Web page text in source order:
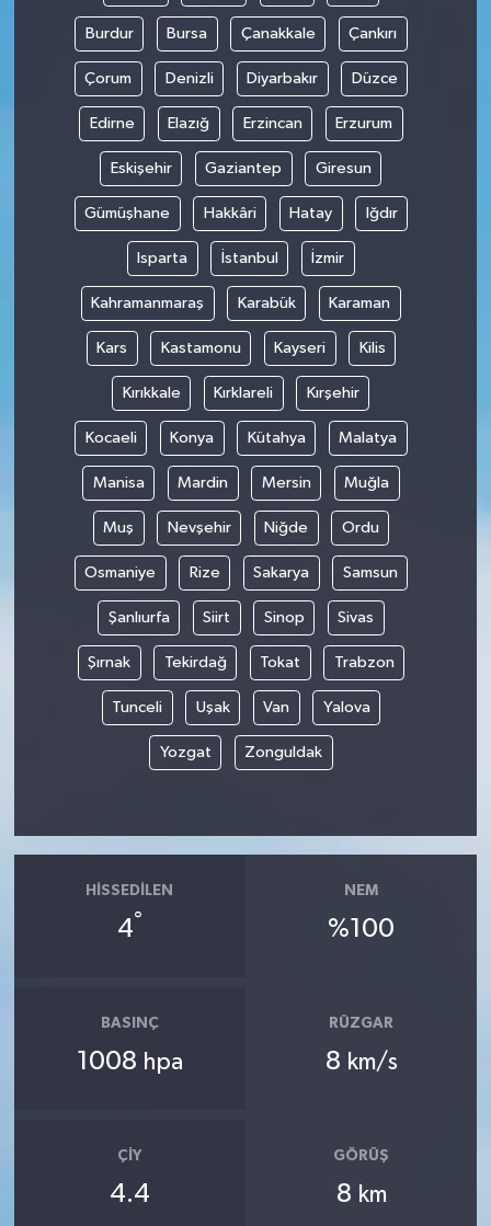
Burdur Bursa Çanakkale Çankırı
Çorum Denizli Diyarbakır Düzce
Edirne Elazığ Erzincan Erzurum
Eskişehir Gaziantep Giresun
Gümüşhane Hakkâri Hatay Iğdır
Isparta İstanbul İzmir
Kahramanmaraş Karabük Karaman
Kars Kastamonu Kayseri Kilis
Kırıkkale Kırklareli Kırşehir
Kocaeli Konya Kütahya Malatya
Manisa Mardin Mersin Muğla
Muş Nevşehir Niğde Ordu
Osmaniye Rize Sakarya Samsun
Şanlıurfa Siirt Sinop Sivas
Şırnak Tekirdağ Tokat Trabzon
Tunceli Uşak Van Yalova
Yozgat Zonguldak
HISSEDILEN
4°
NEM
%100
BASINÇ
1008 hpa
RÜZGAR
8 km/s
ÇIY
4.4
GÖRÜŞ
8 km